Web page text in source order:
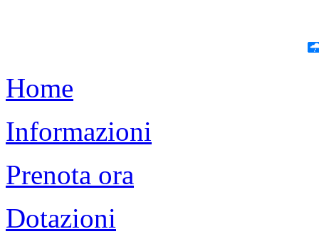
Home
Informazioni
Prenota ora
Dotazioni